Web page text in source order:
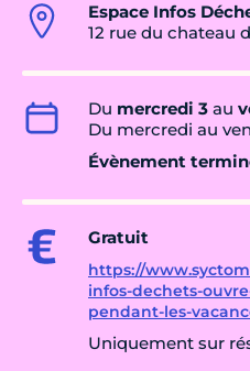
Espace Infos
12 rue du chateau
Du mercredi 3 au
Du mercredi au
Évènement
Gratuit
https://
infos-dechets-
pendant-les-
Uniquement sur